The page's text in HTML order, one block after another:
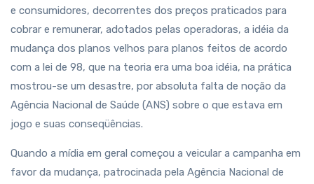
e consumidores, decorrentes dos preços praticados para
cobrar e remunerar, adotados pelas operadoras, a idéia da
mudança dos planos velhos para planos feitos de acordo
com a lei de 98, que na teoria era uma boa idéia, na prática
mostrou-se um desastre, por absoluta falta de noção da
Agência Nacional de Saúde (ANS) sobre o que estava em
jogo e suas conseqüências.
Quando a mídia em geral começou a veicular a campanha em
favor da mudança, patrocinada pela Agência Nacional de